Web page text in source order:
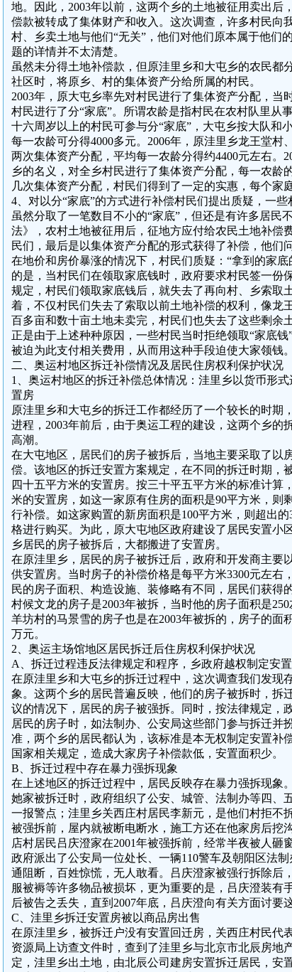
地。因此，2003年以前，这两个乡的土地被征用卖出后
偿款被转成了集体财产和收入。这次调查，许多村民向
村、乡卖土地与他们“无关”，他们对他们原本属于他们
题的详情并不太清楚。
虽然未分得土地补偿款，但原洼里乡和大屯乡的农民都
社区时，将原乡、村的集体资产分给所属的村民。
2003年，原大屯乡率先对村民进行了集体资产分配，当
村民进行了分“家底”。所谓农龄是指村民在农村队里从
十六周岁以上的村民可参与分“家底”，大屯乡按大队和
每一农龄可分得4000多元。2006年，原洼里乡龙王堂村
两次集体资产分配，平均每一农龄分得约4400元左右。
乡的名义，对全乡村民进行了集体资产分配，每一农龄
几次集体资产分配，村民们得到了一定的实惠，每个家
4、对以分“家底”的方式进行补偿村民们提出质疑，一些
虽然分取了一笔数目不小的“家底”，但还是有许多居民
法》，农村土地被征用后，征地方应付给农民土地补偿
民们，最后是以集体资产分配的形式获得了补偿，他们
在地价和房价暴涨的情况下，村民们质疑：“拿到的家
的是，当村民们在领取家底钱时，政府要求村民签一份
规定，村民们领取家底钱后，就失去了再向村、乡索取
着，不仅村民们失去了索取以前土地补偿的权利，像龙
百多亩和数十亩土地未卖完，村民们也失去了这些剩余
正是由于上述种种原因，一些村民当时拒绝领取“家底
被迫为此支付相关费用，从而用这种手段迫使大家领钱。
二、奥运村地区拆迁补偿情况及居民住房权利保护状况
1、奥运村地区的拆迁补偿总体情况：洼里乡以货币形
置房
原洼里乡和大屯乡的拆迁工作都经历了一个较长的时期
进程，2003年前后，由于奥运工程的建设，这两个乡的
高潮。
在大屯地区，居民们的房子被拆后，当地主要采取了以
偿。该地区的拆迁安置方案规定，在不同的拆迁时期，
四十五平方米的安置房。按三十平五平方米的标准计算
米的安置房，如这一家原有住房的面积是90平方米，则
行补偿。如这家购置的新房面积是100平方米，则超出
格进行购买。为此，原大屯地区政府建设了居民安置小
乡居民的房子被拆后，大都搬进了安置房。
在原洼里乡，居民的房子被拆迁后，政府和开发商主要
供安置房。当时房子的补偿价格是每平方米3300元左右
民的房子面积、构造设施、装修略有不同，居民们获得
村候文龙的房子是2003年被拆，当时他的房子面积是
羊坊村的马景雪的房子也是在2003年被拆的，房子的面
万元。
2、奥运主场馆地区居民拆迁后住房权利保护状况
A、拆迁过程违反法律规定和程序，乡政府越权制定安
在原洼里乡和大屯乡的拆迁过程中，这次调查我们发现
象。这两个乡的居民普遍反映，他们的房子被拆时，拆
议的情况下，居民的房子被强拆。同时，按法律规定，
居民的房子时，如法制办、公安局这些部门参与拆迁并
准，两个乡的居民都认为，该标准是本无权制定安置补
国家相关规定，造成大家房子补偿款低，安置面积少。
B、拆迁过程中存在暴力强拆现象
在上述地区的拆迁过程中，居民反映存在暴力强拆现象
她家被拆迁时，政府组织了公安、城管、法制办等四、
一报警点；洼里乡关西庄村居民李新元，是他们村拒不
被强拆前，屋内就被断电断水，施工方还在他家房后挖
店村居民吕庆澄家在2001年被强拆前，经常半夜被人砸
政府派出了公安局一位处长、一辆110警车及朝阳区法
通阻断，百姓惊慌，无人敢看。吕庆澄家被强行拆除后
服被褥等许多物品被损坏，更为重要的是，吕庆澄装有
后被告之丢失，直到2007年底，吕庆澄向有关方面讨要
C、洼里乡拆迁安置房被以商品房出售
在原洼里乡，被拆迁户没有安置回迁房，关西庄村民代
资源局上访查文件时，查到了洼里乡与北京市北辰房地
定，洼里乡出土地，由北辰公司建房安置拆迁居民，安